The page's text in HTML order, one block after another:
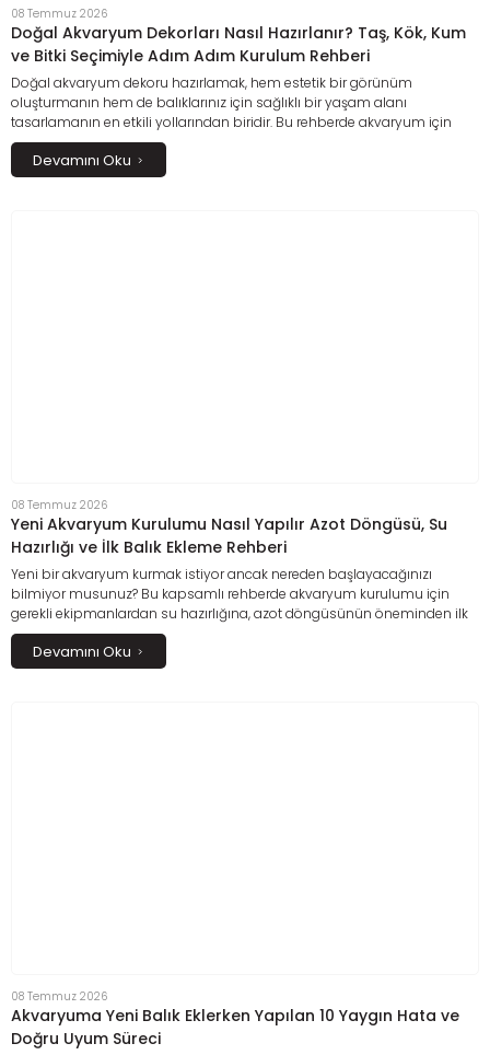
08 Temmuz 2026
Doğal Akvaryum Dekorları Nasıl Hazırlanır? Taş, Kök, Kum
ve Bitki Seçimiyle Adım Adım Kurulum Rehberi
Doğal akvaryum dekoru hazırlamak, hem estetik bir görünüm
oluşturmanın hem de balıklarınız için sağlıklı bir yaşam alanı
tasarlamanın en etkili yollarından biridir. Bu rehberde akvaryum için
uygun taş, kök, kum ve bitki seçiminden profesyonel dekor yerleşimine,
kurulum aşamalarından uzun vadeli bakım önerilerine kadar bilmeniz
gereken tüm detayları bulabilirsiniz. Doğru malzemeler ve düzenli
Devamını Oku
08 Temmuz 2026
Yeni Akvaryum Kurulumu Nasıl Yapılır Azot Döngüsü, Su
Hazırlığı ve İlk Balık Ekleme Rehberi
Yeni bir akvaryum kurmak istiyor ancak nereden başlayacağınızı
bilmiyor musunuz? Bu kapsamlı rehberde akvaryum kurulumu için
gerekli ekipmanlardan su hazırlığına, azot döngüsünün öneminden ilk
balıkların ne zaman eklenmesi gerektiğine kadar tüm adımları detaylı
şekilde öğrenebilirsiniz. Ayrıca filtre kurulumu, kum ve dekor seçimi,
bakteri kültürü kullanımı, ilk bakım planı ve yeni başlayanların en sık
Devamını Oku
08 Temmuz 2026
Akvaryuma Yeni Balık Eklerken Yapılan 10 Yaygın Hata ve
Doğru Uyum Süreci